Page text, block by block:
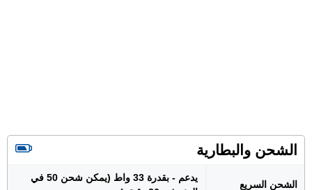
الشحن والبطارية
الشحن السريع
يدعم - بقدرة 33 واط (يمكن شحن 50 في